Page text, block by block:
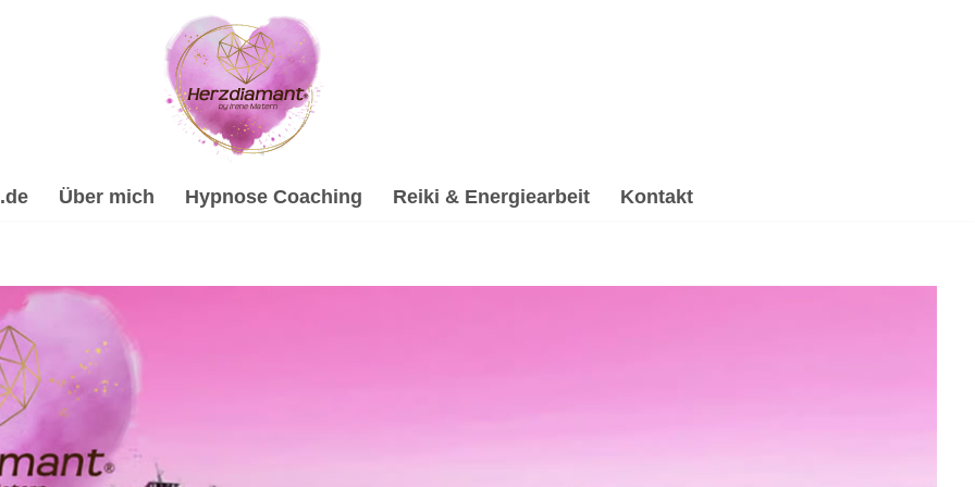
Über mich Hypnose Coaching Reiki & Energiearbeit Kontakt
Psychologische Beratung, Energiearbeit & Reiki, Spirituelle Trauerverarbeitung & Trauerhilfe,
& Trauerhilfe, ✔️ Hypnose, ✔️ Reiki & Energiearbeit, ✔️ Psychologische Beratung und ✔️ Spirituelles
Online Hypnose-Coach & psychologische Beraterin. Gestalte die Zukunft mit mir ✉.